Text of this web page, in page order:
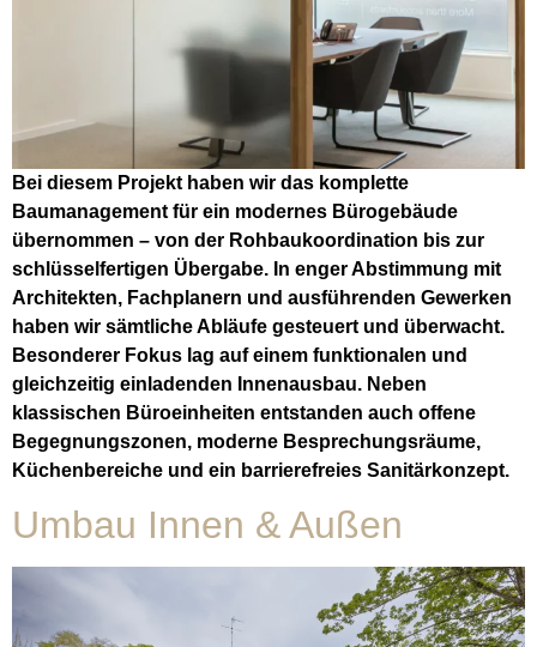
Bei diesem Projekt haben wir das komplette
Baumanagement für ein modernes Bürogebäude
übernommen – von der Rohbaukoordination bis zur
schlüsselfertigen Übergabe. In enger Abstimmung mit
Architekten, Fachplanern und ausführenden Gewerken
haben wir sämtliche Abläufe gesteuert und überwacht.
Besonderer Fokus lag auf einem funktionalen und
gleichzeitig einladenden Innenausbau. Neben
klassischen Büroeinheiten entstanden auch offene
Begegnungszonen, moderne Besprechungsräume,
Küchenbereiche und ein barrierefreies Sanitärkonzept.
Umbau Innen & Außen